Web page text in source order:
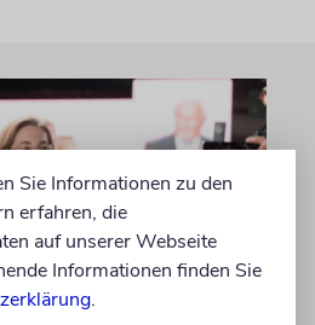
Sie Informationen zu den
erfahren, die
auf unserer Webseite
Informationen finden Sie
.